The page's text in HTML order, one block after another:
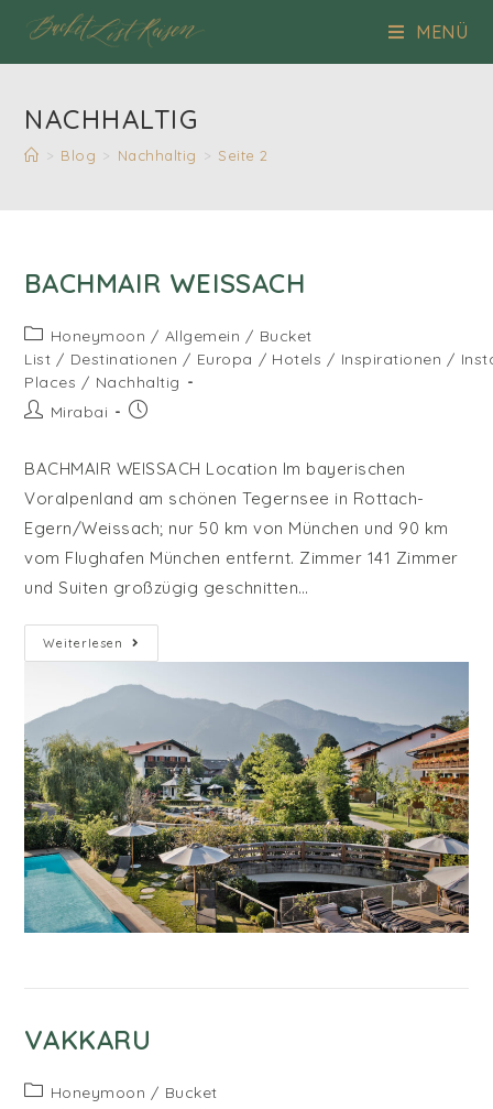
Inhalt
springen
MENÜ
NACHHALTIG
> Blog > Nachhaltig > Seite 2
BACHMAIR WEISSACH
Beitrags-
Kategorie:
Honeymoon / Allgemein / Bucket
List / Destinationen / Europa / Hotels / Inspirationen /
Places / Nachhaltig
Beitrags-
Mirabai
Beitrag
BACHMAIR WEISSACH Location Im bayerischen
Voralpenland am schönen Tegernsee in Rottach-
Egern/Weissach; nur 50 km von München und 90 km
vom Flughafen München entfernt. Zimmer 141 Zimmer
und Suiten großzügig geschnitten…
Weiterlesen Bachmair
Weissach
VAKKARU
Beitrags-
Honeymoon / Bucket